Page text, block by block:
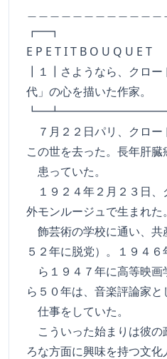
E P E T I T B O U Q U E T
┃１┃さようなら、クロー
代」の心を描いた作家。
７月２２日パリ、クロー
この世を去った。長年肝臓
患っていた。
１９２４年２月２３日、
外モンルージュで生まれた
飾芸術の学校に通い、共
５２年に脱党）。１９４６
ら１９４７年に高等映画
ら５０年は、音楽評論家と
仕事をしていた。
こういった始まりは彼の
ろな方面に興味を持つ文化